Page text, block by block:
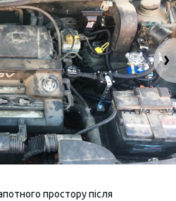
простору після